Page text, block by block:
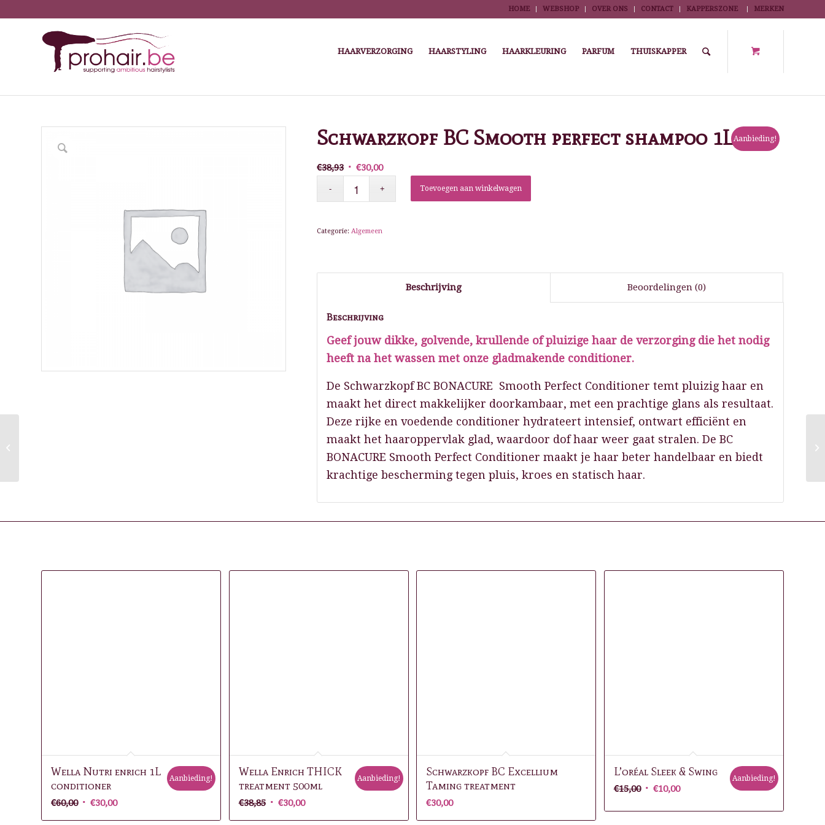
HOME WEBSHOP OVER ONS CONTACT KAPPERSZONE MERKEN
HAARVERZORGING HAARSTYLING HAARKLEURING PARFUM THUISKAPPER
Aanbieding!
Schwarzkopf BC Smooth perfect shampoo 1L
€38,93 Oorspronkelijke
prijs
was:
€30,00Huidige
prijs
is:
Toevoegen aan winkelwagen
Categorie:Algemeen
Beschrijving Beoordelingen (0)
Beschrijving
Geef jouw dikke, golvende, krullende of pluizige haar de verzorging die het nodig
heeft na het wassen met onze gladmakende conditioner.
De Schwarzkopf BC BONACURE Smooth Perfect Conditioner temt pluizig haar en
maakt het direct makkelijker doorkambaar, met een prachtige glans als resultaat.
Deze rijke en voedende conditioner hydrateert intensief, ontwart efficiënt en
maakt het haaroppervlak glad, waardoor dof haar weer gaat stralen. De BC
BONACURE Smooth Perfect Conditioner maakt je haar beter handelbaar en biedt
krachtige bescherming tegen pluis, kroes en statisch haar.
Wella Nutri enrich 1L
conditioner
€60,00 Oorspronkelijke
€30,00Huidige
Aanbieding!
Wella Enrich THICK
treatment 500ml
€38,85 Oorspronkelijke
€30,00Huidige
Aanbieding!
Schwarzkopf BC Excellium
Taming treatment
€30,00
L’oréal Sleek & Swing
€15,00 Oorspronkelijke
was:
€10,00Huidige
is:
Aanbieding!